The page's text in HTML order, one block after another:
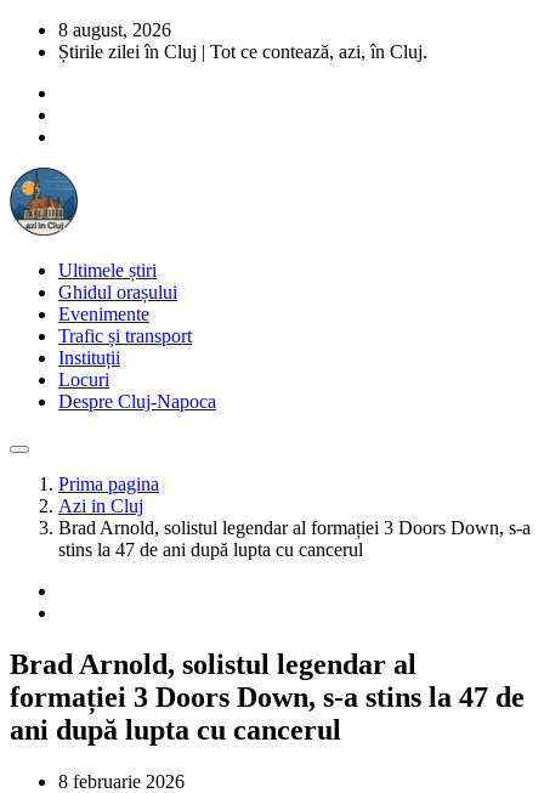
8 august, 2026
Știrile zilei în Cluj | Tot ce contează, azi, în Cluj.
Ultimele știri
Ghidul orașului
Evenimente
Trafic și transport
Instituții
Locuri
Despre Cluj-Napoca
Prima pagina
Azi in Cluj
Brad Arnold, solistul legendar al formației 3 Doors Down, s-a
stins la 47 de ani după lupta cu cancerul
Brad Arnold, solistul legendar al
formației 3 Doors Down, s-a stins la 47 de
ani după lupta cu cancerul
8 februarie 2026